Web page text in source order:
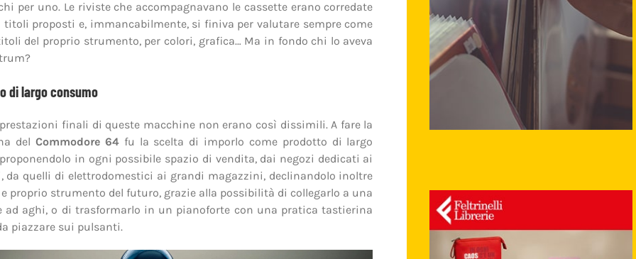
per uno. Le riviste che accompagnavano le cassette erano corredate
titoli proposti e, immancabilmente, si finiva per valutare sempre come
del proprio strumento, per colori, grafica… Ma in fondo chi lo aveva
di largo consumo
finali di queste macchine non erano così dissimili. A fare la
delCommodore 64fu la scelta di imporlo come prodotto di largo
in ogni possibile spazio di vendita, dai negozi dedicati ai
da quelli di elettrodomestici ai grandi magazzini, declinandolo inoltre
proprio strumento del futuro, grazie alla possibilità di collegarlo a una
ad aghi, o di trasformarlo in un pianoforte con una pratica tastierina
piazzare sui pulsanti.